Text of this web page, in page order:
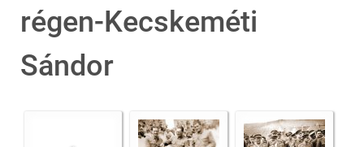
régen-Kecskeméti
Sándor